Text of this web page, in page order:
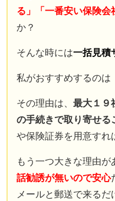
自動車保険の知識は全く
現在では年間７００件以上
年間３００件以上の
自動車事故の対応を行う。
直接現場に行き、
契約者と相手との交渉な
自動車保険の知識ゼロか
知識を、
もっと多くの人に知って
Read More…
る」「一番安い保険会
か？
そんな時には一括見積
私がおすすめするのは
その理由は、最大１９
の手続きで取り寄せる
や保険証券を用意すれ
もう一つ大きな理由が
話勧誘が無いので安心
メールと郵送で来るだ